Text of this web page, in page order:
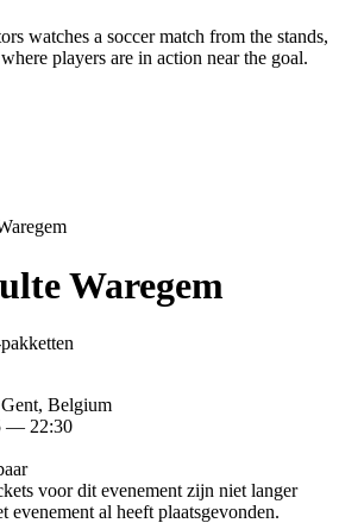
Waregem
Gent, Belgium
— 22:30
voor dit evenement zijn niet langer
evenement al heeft plaatsgevonden.